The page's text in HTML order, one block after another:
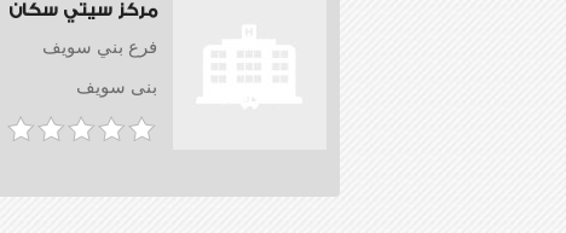
مركز سيتي سكان
فرع بني سويف
بنى سويف